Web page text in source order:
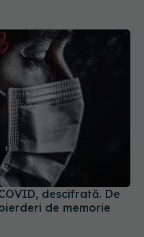
descifrată. De
de memorie